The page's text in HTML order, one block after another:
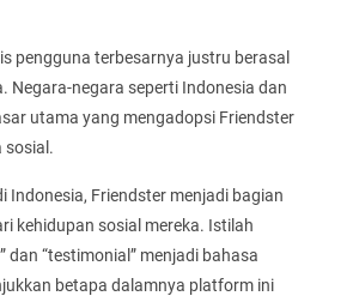
pengguna terbesarnya justru berasal
Negara-negara seperti Indonesia dan
utama yang mengadopsi Friendster
sosial.
Indonesia, Friendster menjadi bagian
kehidupan sosial mereka. Istilah
dan “testimonial” menjadi bahasa
betapa dalamnya platform ini